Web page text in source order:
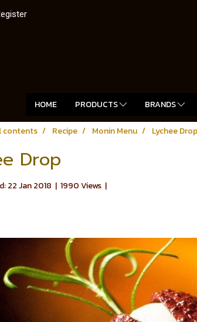
HOME PRODUCTS BRANDS
contents Recipe Monin Menu Lychee Drop
Drop
22 Jan 2018 | 1990 Views |